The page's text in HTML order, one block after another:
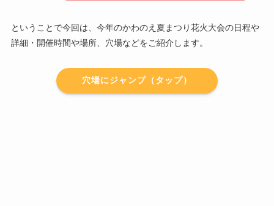
ということで今回は、今年のかわのえ夏まつり花火大会の日程や
詳細・開催時間や場所、穴場などをご紹介します。
穴場にジャンプ（タップ）